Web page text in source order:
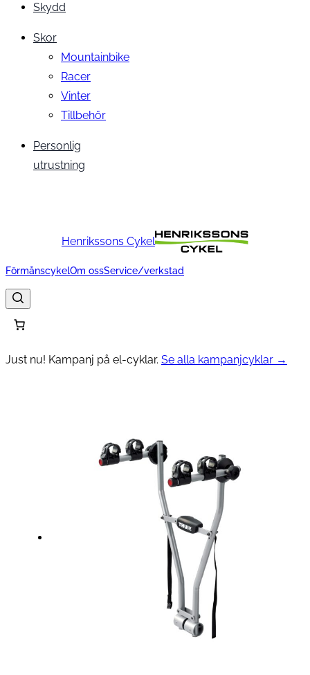
Skydd
Skor
Mountainbike
Racer
Vinter
Tillbehör
Personlig
utrustning
Henrikssons Cykel
FörmånscykelOm ossService/verkstad
Just nu! Kampanj på el-cyklar. Se alla kampanjcyklar →